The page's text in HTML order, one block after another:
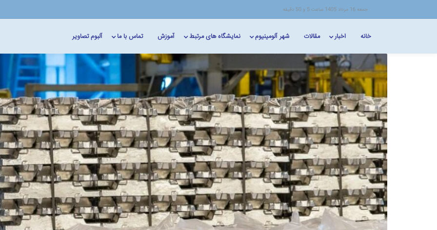
جمعه 16 مرداد 1405 ساعت 5 و 50 دقیقه
خانه اخبار مقالات شهر آلومینیوم نمایشگاه های مرتبط آموزش تماس با ما آلبوم تصاویر